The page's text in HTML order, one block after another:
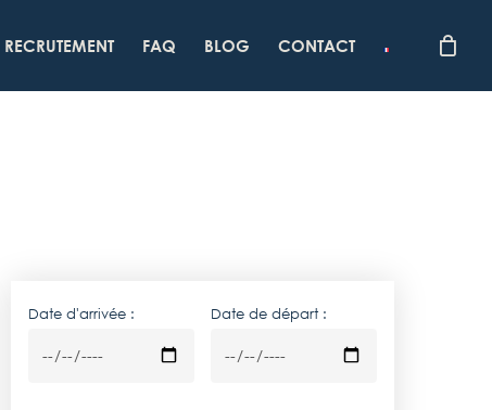
RECRUTEMENT FAQ BLOG CONTACT
Date d'arrivée : Date de départ :